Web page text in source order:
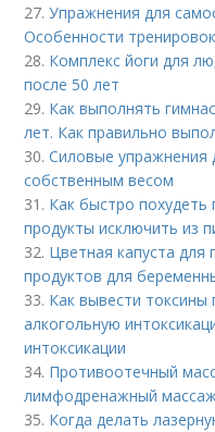
27.Упражнения для
Особенности
28. Комплекс йоги для
после 50 лет
29. Как выполнять
лет. Как правильно
30.Силовые упражнения
собственным весом
31. Как быстро
продукты исключить из
32. Цветная капуста
продуктов для
33. Как вывести токсины
алкогольную
интоксикации
34. Противоотечный
лимфодренажный
35. Когда делать